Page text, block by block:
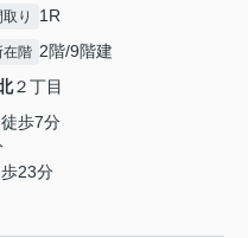
取り 1R
在階 2階/9階建
２丁目
徒歩7分
歩23分